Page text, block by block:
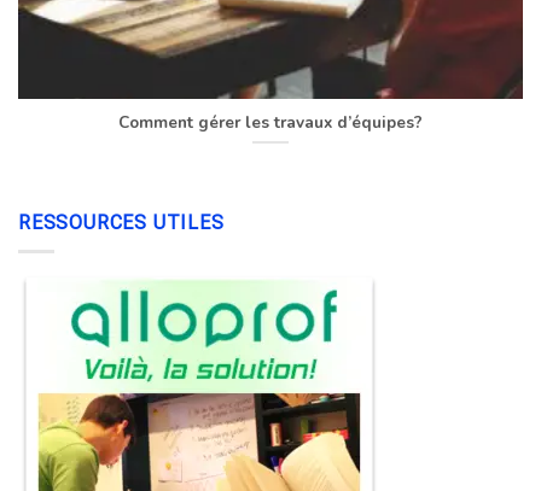
Comment gérer les travaux d’équipes?
RESSOURCES UTILES